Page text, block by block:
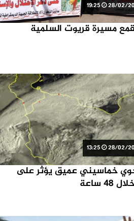
مسيرة قريوت السلمية
خماسيني عميق يؤثر على
ساعة